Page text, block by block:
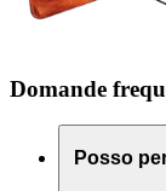
Domande
Posso